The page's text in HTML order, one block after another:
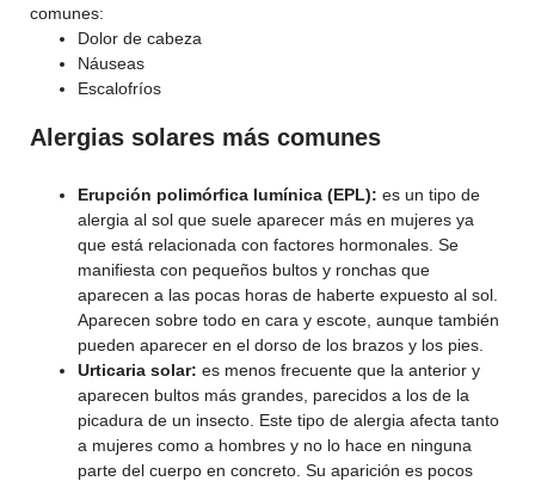
comunes:
Dolor de cabeza
Náuseas
Escalofríos
Alergias solares más comunes
Erupción polimórfica lumínica (EPL): es un tipo de
alergia al sol que suele aparecer más en mujeres ya
que está relacionada con factores hormonales. Se
manifiesta con pequeños bultos y ronchas que
aparecen a las pocas horas de haberte expuesto al sol.
Aparecen sobre todo en cara y escote, aunque también
pueden aparecer en el dorso de los brazos y los pies.
Urticaria solar: es menos frecuente que la anterior y
aparecen bultos más grandes, parecidos a los de la
picadura de un insecto. Este tipo de alergia afecta tanto
a mujeres como a hombres y no lo hace en ninguna
parte del cuerpo en concreto. Su aparición es pocos